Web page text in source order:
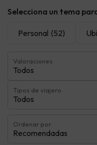
Selecciona un tema
Personal (52)
Valoraciones
Todos
Tipos de viajero
Todos
Ordenar por:
Recomendadas